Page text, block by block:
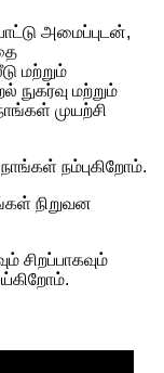
அமைப்புடன்,
மற்றும்
நுகர்வு மற்றும்
முயற்சி
நம்புகிறோம்.
நிறுவன
சிறப்பாகவும்